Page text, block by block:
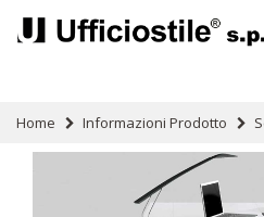
Home Informazioni Prodotto